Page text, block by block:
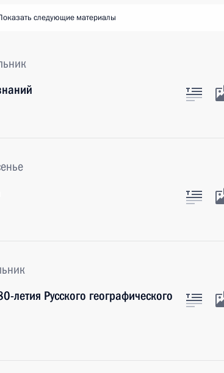
следующие материалы
Русского географического